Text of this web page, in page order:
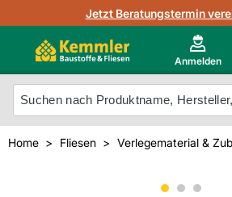
Jetzt Beratungstermin
Anmelden
3D-Raumvisualisierung
Kemmler-Partner
Ihr Fliesentyp
Fliesen-Kemmler AR-App
Highlight des Monats Fliesenserie
Gutjahr
Otto
Neu im Onlineshop?
Mein Konto
Home Fliesen Verlegematerial &